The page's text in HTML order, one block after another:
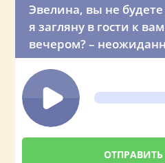
Эвелина, вы не
я загляну в гости к
вечером? –
предложение от